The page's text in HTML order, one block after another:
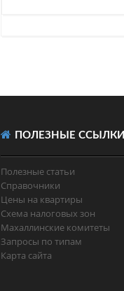
ПОЛЕЗНЫЕ ССЫЛКИ
Полезные статьи
Справочники
Цены на квартиры
Схема налоговых зон
Махаллинские комитеты
Запросы по типам
Карта сайта